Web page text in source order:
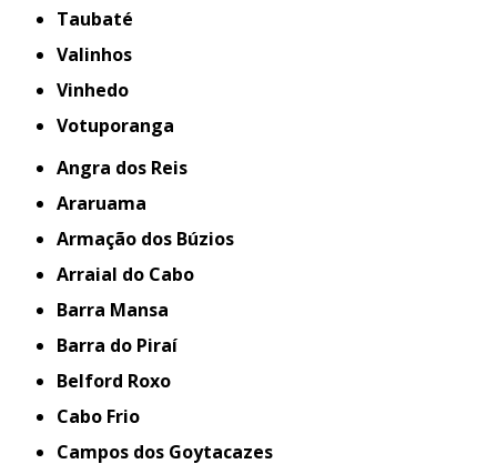
Taubaté
Valinhos
Vinhedo
Votuporanga
Angra dos Reis
Araruama
Armação dos Búzios
Arraial do Cabo
Barra Mansa
Barra do Piraí
Belford Roxo
Cabo Frio
Campos dos Goytacazes